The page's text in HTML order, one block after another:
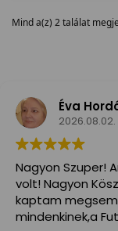
Mind a(z) 2 találat
Éva
2026.08.02.
Nagyon Szuper!
volt! Nagyon
kaptam
mindenkinek,a